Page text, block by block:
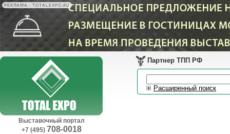
РЕКЛАМА • TOTALEXPO.RU
Выставочный портал
+7 (495) 708-0018
Партнер ТПП РФ
Расширенный поиск